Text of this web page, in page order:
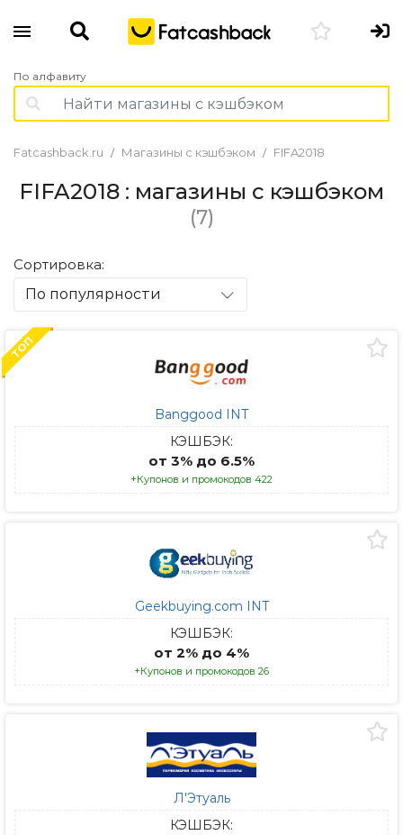
По алфавиту
Fatcashback.ru Магазины с кэшбэком FIFA2018
FIFA2018 : магазины с кэшбэком
(7)
Сортировка:
По популярности
ТОП
Banggood INT
КЭШБЭК:
от 3% до 6.5%
+Купонов и промокодов 422
Geekbuying.com INT
КЭШБЭК:
от 2% до 4%
+Купонов и промокодов 26
Л'Этуаль
КЭШБЭК: